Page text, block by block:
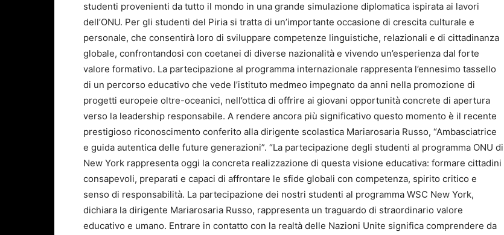
studenti provenienti da tutto il mondo in una grande simulazione diplomatica ispirata ai lavori
dell’ONU. Per gli studenti del Piria si tratta di un’importante occasione di crescita culturale e
personale, che consentirà loro di sviluppare competenze linguistiche, relazionali e di cittadinanza
globale, confrontandosi con coetanei di diverse nazionalità e vivendo un’esperienza dal forte
valore formativo. La partecipazione al programma internazionale rappresenta l’ennesimo tassello
di un percorso educativo che vede l’istituto medmeo impegnato da anni nella promozione di
progetti europeie oltre-oceanici, nell’ottica di offrire ai giovani opportunità concrete di apertura
verso la leadership responsabile. A rendere ancora più significativo questo momento è il recente
prestigioso riconoscimento conferito alla dirigente scolastica Mariarosaria Russo, “Ambasciatrice
e guida autentica delle future generazioni”. “La partecipazione degli studenti al programma ONU di
New York rappresenta oggi la concreta realizzazione di questa visione educativa: formare cittadini
consapevoli, preparati e capaci di affrontare le sfide globali con competenza, spirito critico e
senso di responsabilità. La partecipazione dei nostri studenti al programma WSC New York,
dichiara la dirigente Mariarosaria Russo, rappresenta un traguardo di straordinario valore
educativo e umano. Entrare in contatto con la realtà delle Nazioni Unite significa comprendere da